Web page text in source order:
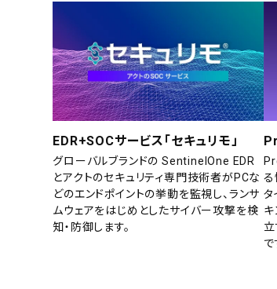
EDR+SOCサービス「セキュリモ」
グローバルブランドの SentinelOne EDR
とアクトのセキュリティ専門技術者がPCな
どのエンドポイントの挙動を監視し、ランサ
ムウェアをはじめとしたサイバー攻撃を検
知・防御します。
る
タ
キ
立
で